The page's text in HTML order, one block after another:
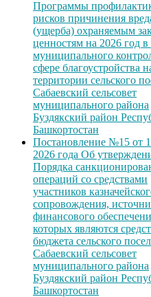
Программы
рисков причинения
(ущерба) охраняемым
ценностям на 2026 год в
муниципального
сфере благоустройства
территории сельского
Сабаевский сельсовет
муниципального района
Буздякский район
Башкортостан
Постановление №15 от
2026 года Об
Порядка
операций со средствами
участников
сопровождения,
финансового
которых являются
бюджета сельского
Сабаевский сельсовет
муниципального района
Буздякский район
Башкортостан